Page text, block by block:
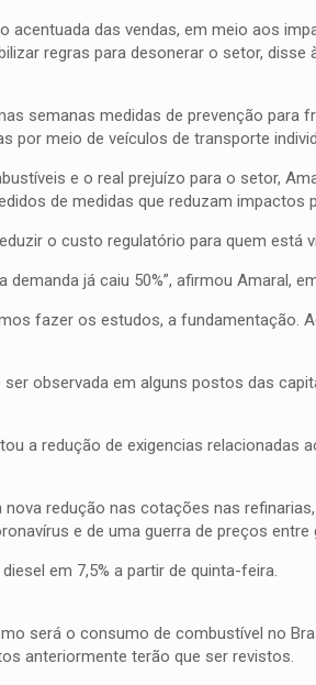
das vendas, em meio aos
regras para desonerar o setor, disse
semanas medidas de prevenção para
por meio de veículos de transporte
e o real prejuízo para o setor,
de medidas que reduzam impactos
o custo regulatório para quem está
já caiu 50%”, afirmou Amaral,
fazer os estudos, a fundamentação.
observada em alguns postos das
a redução de exigencias relacionadas
redução nas cotações nas
e de uma guerra de preços entre
em 7,5% a partir de quinta-feira.
será o consumo de combustível no
anteriormente terão que ser revistos.